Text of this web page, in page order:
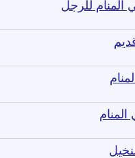
المنام للرجل